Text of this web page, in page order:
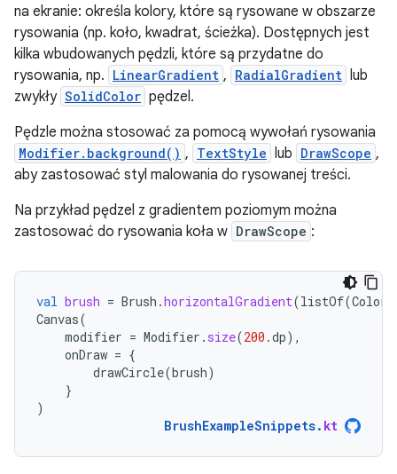
na ekranie: określa kolory, które są rysowane w obszarze
rysowania (np. koło, kwadrat, ścieżka). Dostępnych jest
kilka wbudowanych pędzli, które są przydatne do
rysowania, np. LinearGradient , RadialGradient lub
zwykły SolidColor pędzel.
Pędzle można stosować za pomocą wywołań rysowania
Modifier.background() , TextStyle lub DrawScope ,
aby zastosować styl malowania do rysowanej treści.
Na przykład pędzel z gradientem poziomym można
zastosować do rysowania koła w DrawScope :
val brush = Brush .horizontalGradient(listOf(Color
Canvas(
modifier = Modifier . size(200.dp),
onDraw = {
drawCircle(brush)
}
)
BrushExampleSnippets. kt